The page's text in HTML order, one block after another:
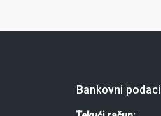
Bankovni podaci